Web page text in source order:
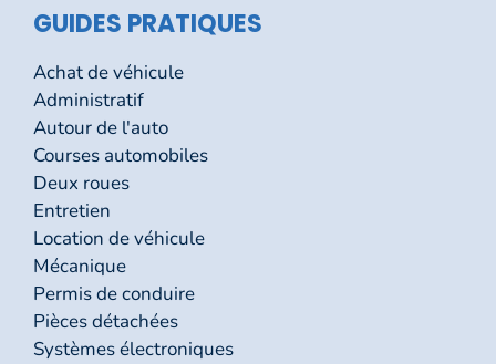
GUIDES PRATIQUES
Achat de véhicule
Administratif
Autour de l'auto
Courses automobiles
Deux roues
Entretien
Location de véhicule
Mécanique
Permis de conduire
Pièces détachées
Systèmes électroniques